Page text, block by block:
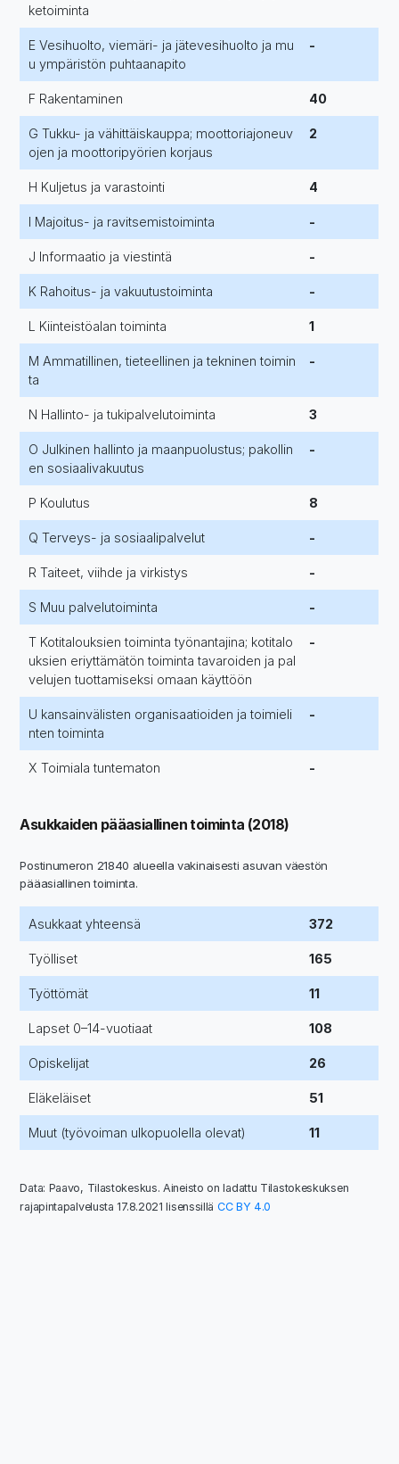
ketoiminta
E Vesihuolto, viemäri- ja jätevesihuolto ja mu
u ympäristön puhtaanapito
-
F Rakentaminen 40
G Tukku- ja vähittäiskauppa; moottoriajoneuv
ojen ja moottoripyörien korjaus
2
H Kuljetus ja varastointi 4
I Majoitus- ja ravitsemistoiminta -
J Informaatio ja viestintä -
K Rahoitus- ja vakuutustoiminta -
L Kiinteistöalan toiminta 1
M Ammatillinen, tieteellinen ja tekninen toimin
ta
-
N Hallinto- ja tukipalvelutoiminta 3
O Julkinen hallinto ja maanpuolustus; pakollin
en sosiaalivakuutus
-
P Koulutus 8
Q Terveys- ja sosiaalipalvelut -
R Taiteet, viihde ja virkistys -
S Muu palvelutoiminta -
T Kotitalouksien toiminta työnantajina; kotitalo
uksien eriyttämätön toiminta tavaroiden ja pal
velujen tuottamiseksi omaan käyttöön
-
U kansainvälisten organisaatioiden ja toimieli
nten toiminta
-
X Toimiala tuntematon -
Asukkaiden pääasiallinen toiminta (2018)
Postinumeron 21840 alueella vakinaisesti asuvan väestön
pääasiallinen toiminta.
Asukkaat yhteensä 372
Työlliset 165
Työttömät 11
Lapset 0–14-vuotiaat 108
Opiskelijat 26
Eläkeläiset 51
Muut (työvoiman ulkopuolella olevat) 11
Data: Paavo, Tilastokeskus. Aineisto on ladattu Tilastokeskuksen
rajapintapalvelusta 17.8.2021 lisenssillä CC BY 4.0